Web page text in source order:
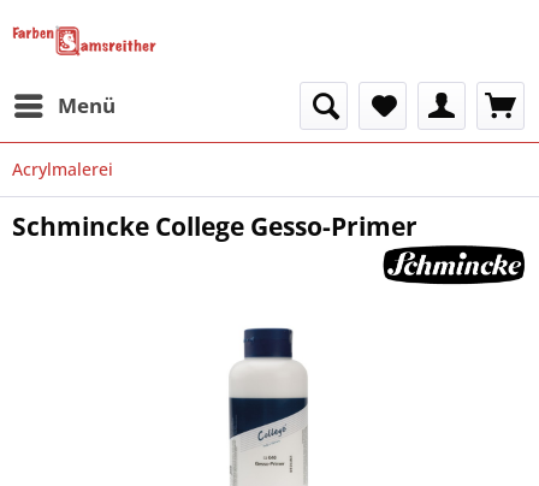
Menü
Acrylmalerei
Schmincke College Gesso-Primer